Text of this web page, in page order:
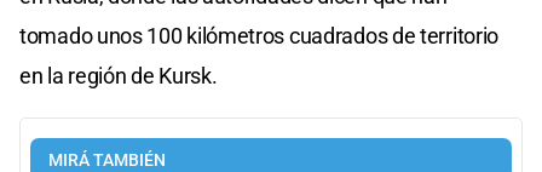
tomado unos 100 kilómetros cuadrados de territorio
en la región de Kursk.
MIRÁ TAMBIÉN